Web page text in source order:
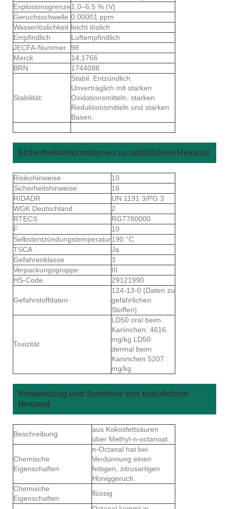
Explosionsgrenze1,0–6,5 % (V)
Geruchsschwelle 0,00001 ppm
Wasserlöslichkeit leicht löslich
Empfindlich
Luftempfindlich
JECFA-Nummer
98
Merck
14,1766
BRN
1744086
Stabilität:
Stabil. Entzündlich.
Unverträglich mit starken
Oxidationsmitteln, starken
Reduktionsmitteln und starken
Basen.
Sicherheitsinformationen zu natürlichem Hexanal
Risikohinweise
10
Sicherheitshinweise
16
RIDADR
UN 1191 3/PG 3
WGK Deutschland
2
RTECS
RG7780000
F
10
Selbstentzündungstemperatur190 °C
TSCA
Ja
Gefahrenklasse
3
Verpackungsgruppe
III
HS-Code
29121990
Gefahrstoffdaten
124-13-0 (Daten zu
gefährlichen
Stoffen)
Toxizität
LD50 oral beim
Kaninchen: 4616
mg/kg LD50
dermal beim
Kaninchen 5207
mg/kg
Verwendung und Synthese von natürlichem
Hexanal
Beschreibung
aus Kokosfettsäuren
über Methyl-n-octanoat.
Chemische
Eigenschaften
n-Octanal hat bei
Verdünnung einen
fettigen, zitrusartigen
Honiggeruch.
Chemische
Eigenschaften
flüssig